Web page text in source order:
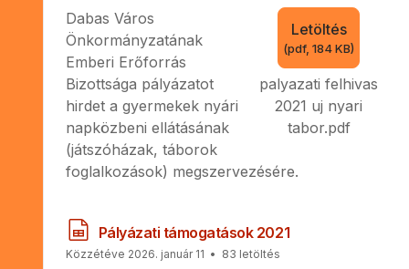
Letöltés
(pdf, 184 KB)
palyazati felhivas
2021 uj nyari
tabor.pdf
Dabas Város
Önkormányzatának
Emberi Erőforrás
Bizottsága pályázatot
hirdet a gyermekek nyári
napközbeni ellátásának
(játszóházak, táborok
foglalkozások) megszervezésére.
s
p
r
Pályázati támogatások 2021
Közzétéve 2026. január 11 83 letöltés